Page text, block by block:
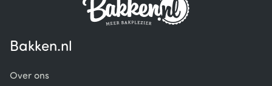
Bakken.nl
Over ons